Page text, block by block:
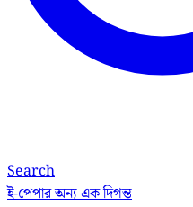
Search
ই-পেপারঅন্য এক দিগন্ত